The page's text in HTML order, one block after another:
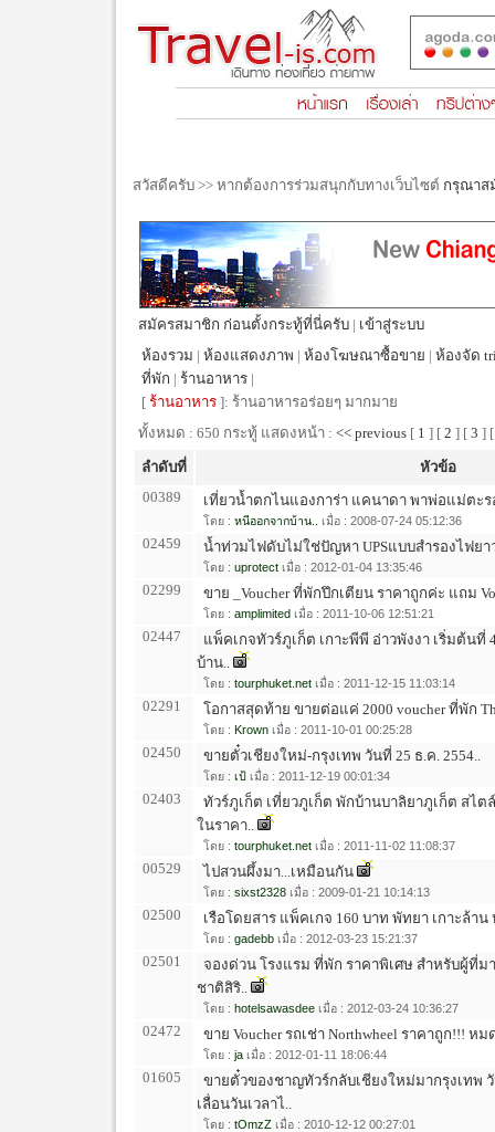
สวัสดีครับ >> หากต้องการร่วมสนุกกับทางเว็บไซต์ กรุณาส
สมัครสมาชิก ก่อนตั้งกระทู้ที่นี่ครับ | เข้าสู่ระบบ
ห้องรวม | ห้องแสดงภาพ | ห้องโฆษณาซื้อขาย | ห้องจัด
ที่พัก | ร้านอาหาร |
[ ร้านอาหาร ]: ร้านอาหารอร่อยๆ มากมาย
ทั้งหมด : 650 กระทู้ แสดงหน้า : << previous [ 1 ] [ 2 ] [ 3 ]
ลำดับที่
หัวข้อ
00389
เที่ยวน้ำตกไนแองการ่า แคนาดา พาพ่อแม่ตะร
โดย : หนีออกจากบ้าน.. เมื่อ : 2008-07-24 05:12:36
02459 น้ำท่วมไฟดับไม่ใช่ปัญหา UPSแบบสำรองไฟย
โดย : uprotect เมื่อ : 2012-01-04 13:35:46
02299 ขาย _Voucher ที่พักปึกเตียน ราคาถูกค่ะ แถม
โดย : amplimited เมื่อ : 2011-10-06 12:51:21
02447
แพ็คเกจทัวร์ภูเก็ต เกาะพีพี อ่าวพังงา เริ่มต้นที่
บ้าน..
โดย : tourphuket.net เมื่อ : 2011-12-15 11:03:14
02291 โอกาสสุดท้าย ขายต่อแค่ 2000 voucher ที่พัก
โดย : Krown เมื่อ : 2011-10-01 00:25:28
02450 ขายตั๋วเชียงใหม่-กรุงเทพ วันที่ 25 ธ.ค. 2554..
โดย : เป้ เมื่อ : 2011-12-19 00:01:34
02403
ทัวร์ภูเก็ต เที่ยวภูเก็ต พักบ้านบาลิยาภูเก็ต สไ
ในราคา..
โดย : tourphuket.net เมื่อ : 2011-11-02 11:08:37
00529 ไปสวนผึ้งมา...เหมือนกัน
โดย : sixst2328 เมื่อ : 2009-01-21 10:14:13
02500 เรือโดยสาร แพ็คเกจ 160 บาท พัทยา เกาะล้า
โดย : gadebb เมื่อ : 2012-03-23 15:21:37
02501
จองด่วน โรงแรม ที่พัก ราคาพิเศษ สำหรับผู้ที่ม
ชาติสิริ..
โดย : hotelsawasdee เมื่อ : 2012-03-24 10:36:27
02472 ขาย Voucher รถเช่า Northwheel ราคาถูก!!! ห
โดย : ja เมื่อ : 2012-01-11 18:06:44
01605
ขายตั๋วของชาญทัวร์กลับเชียงใหม่มากรุงเทพ
เลื่อนวันเวลาไ..
โดย : tOmzZ เมื่อ : 2010-12-12 00:27:01